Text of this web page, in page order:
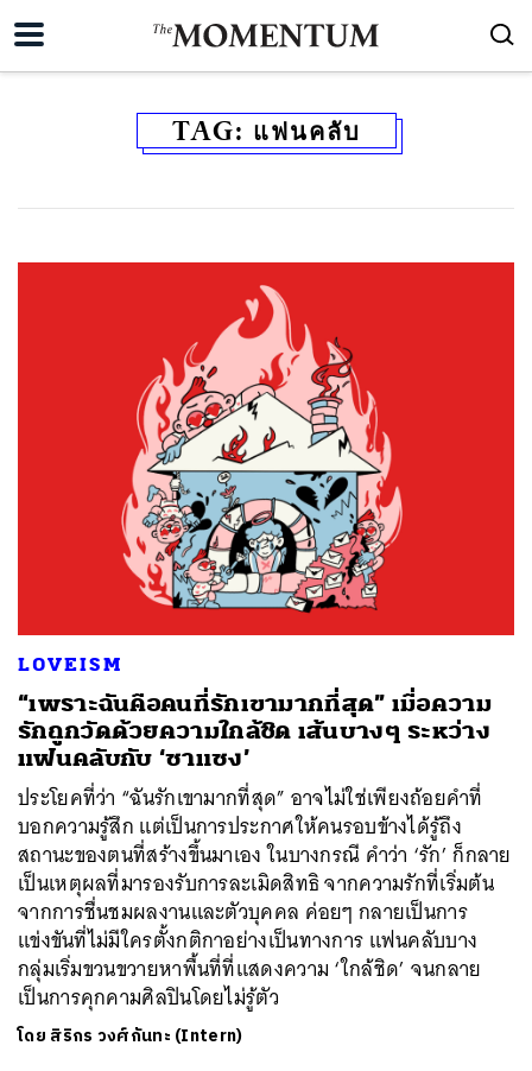
TAG: แฟนคลับ
LOVEISM
“เพราะฉันคือคนที่รักเขามากที่สุด” เมื่อความ
รักถูกวัดด้วยความใกล้ชิด เส้นบางๆ ระหว่าง
แฟนคลับกับ ‘ซาแซง’
ประโยคที่ว่า “ฉันรักเขามากที่สุด” อาจไม่ใช่เพียงถ้อยคำที่
บอกความรู้สึก แต่เป็นการประกาศให้คนรอบข้างได้รู้ถึง
สถานะของตนที่สร้างขึ้นมาเอง ในบางกรณี คำว่า ‘รัก’ ก็กลาย
เป็นเหตุผลที่มารองรับการละเมิดสิทธิ จากความรักที่เริ่มต้น
จากการชื่นชมผลงานและตัวบุคคล ค่อยๆ กลายเป็นการ
แข่งขันที่ไม่มีใครตั้งกติกาอย่างเป็นทางการ แฟนคลับบาง
กลุ่มเริ่มขวนขวายหาพื้นที่ที่แสดงความ ‘ใกล้ชิด’ จนกลาย
เป็นการคุกคามศิลปินโดยไม่รู้ตัว
โดย สิริกร วงศ์กันทะ (Intern)